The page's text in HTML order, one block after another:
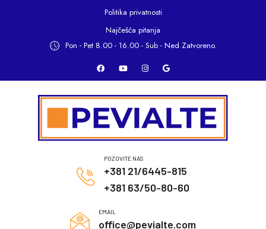
Politika privatnosti
Najčešća pitanja
Pon - Pet 8.00 - 16.00 - Sub - Ned Zatvoreno.
POZOVITE NAS
+381 21/6445-815
+381 63/50-80-60
EMAIL
office@pevialte.com